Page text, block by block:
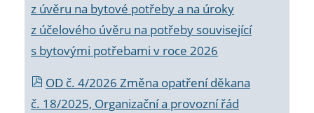
z úvěru na bytové potřeby a na úroky
z účelového úvěru na potřeby související
s bytovými potřebami v roce 2026
OD č. 4/2026 Změna opatření děkana
č. 18/2025, Organizační a provozní řád